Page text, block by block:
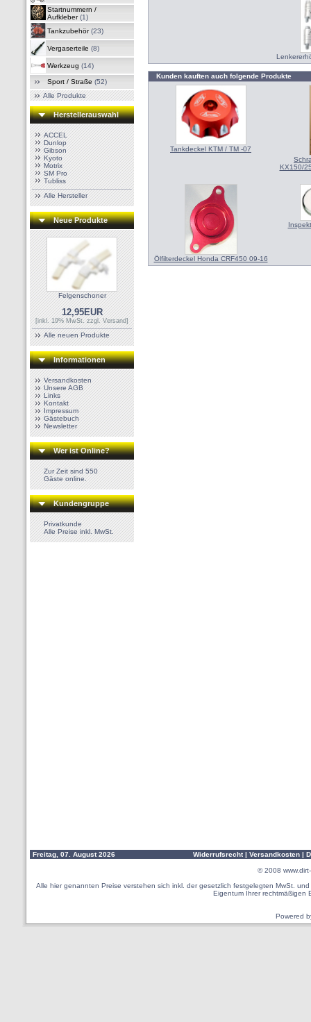
Startnummern /
Aufkleber(1)
Tankzubehör(23)
Vergaserteile (8)
Werkzeug (14)
Sport / Straße (52)
Alle Produkte
Herstellerauswahl
ACCEL
Dunlop
Gibson
Kyoto
Motrix
SM Pro
Tubliss
Alle Hersteller
Neue Produkte
Felgenschoner
12,95EUR
[inkl. 19% MwSt. zzgl.Versand]
Alle neuen Produkte
Informationen
Versandkosten
Unsere AGB
Links
Kontakt
Impressum
Gästebuch
Newsletter
Wer ist Online?
Zur Zeit sind 550
Gäste online.
Kundengruppe
Privatkunde
Alle Preise inkl. MwSt.
Kunden kauften auch folgende Produkte
Tankdeckel KTM / TM -07
KX150/
Ölfilterdeckel Honda CRF450 09-16
Freitag, 07. August 2026 Widerrufsrecht | Versandkosten |
© 2008
Alle hier genannten Preise verstehen sich inkl. der gesetzlich festgelegten MwSt.
Eigentum Ihrer rechtmäßigen
Powered